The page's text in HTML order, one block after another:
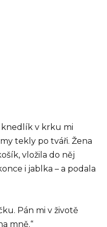
knedlík v krku mi
tekly po tváři. Žena
vložila do něj
i jablka – a podala
Pán mi v životě
mně.“